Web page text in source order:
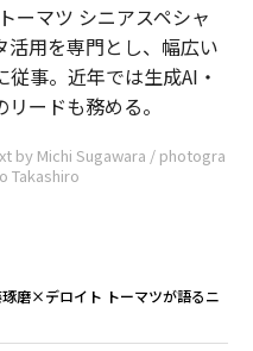
ーマツ シニアスペシャ
活用を専門とし、幅広い
事。近年では生成AI・
ードも務める。
by Michi Sugawara / photogra
Takashiro
琢磨×デロイト トーマツが語るニ